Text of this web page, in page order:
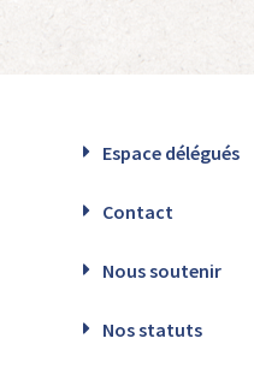
Espace délégués
Contact
Nous soutenir
Nos statuts